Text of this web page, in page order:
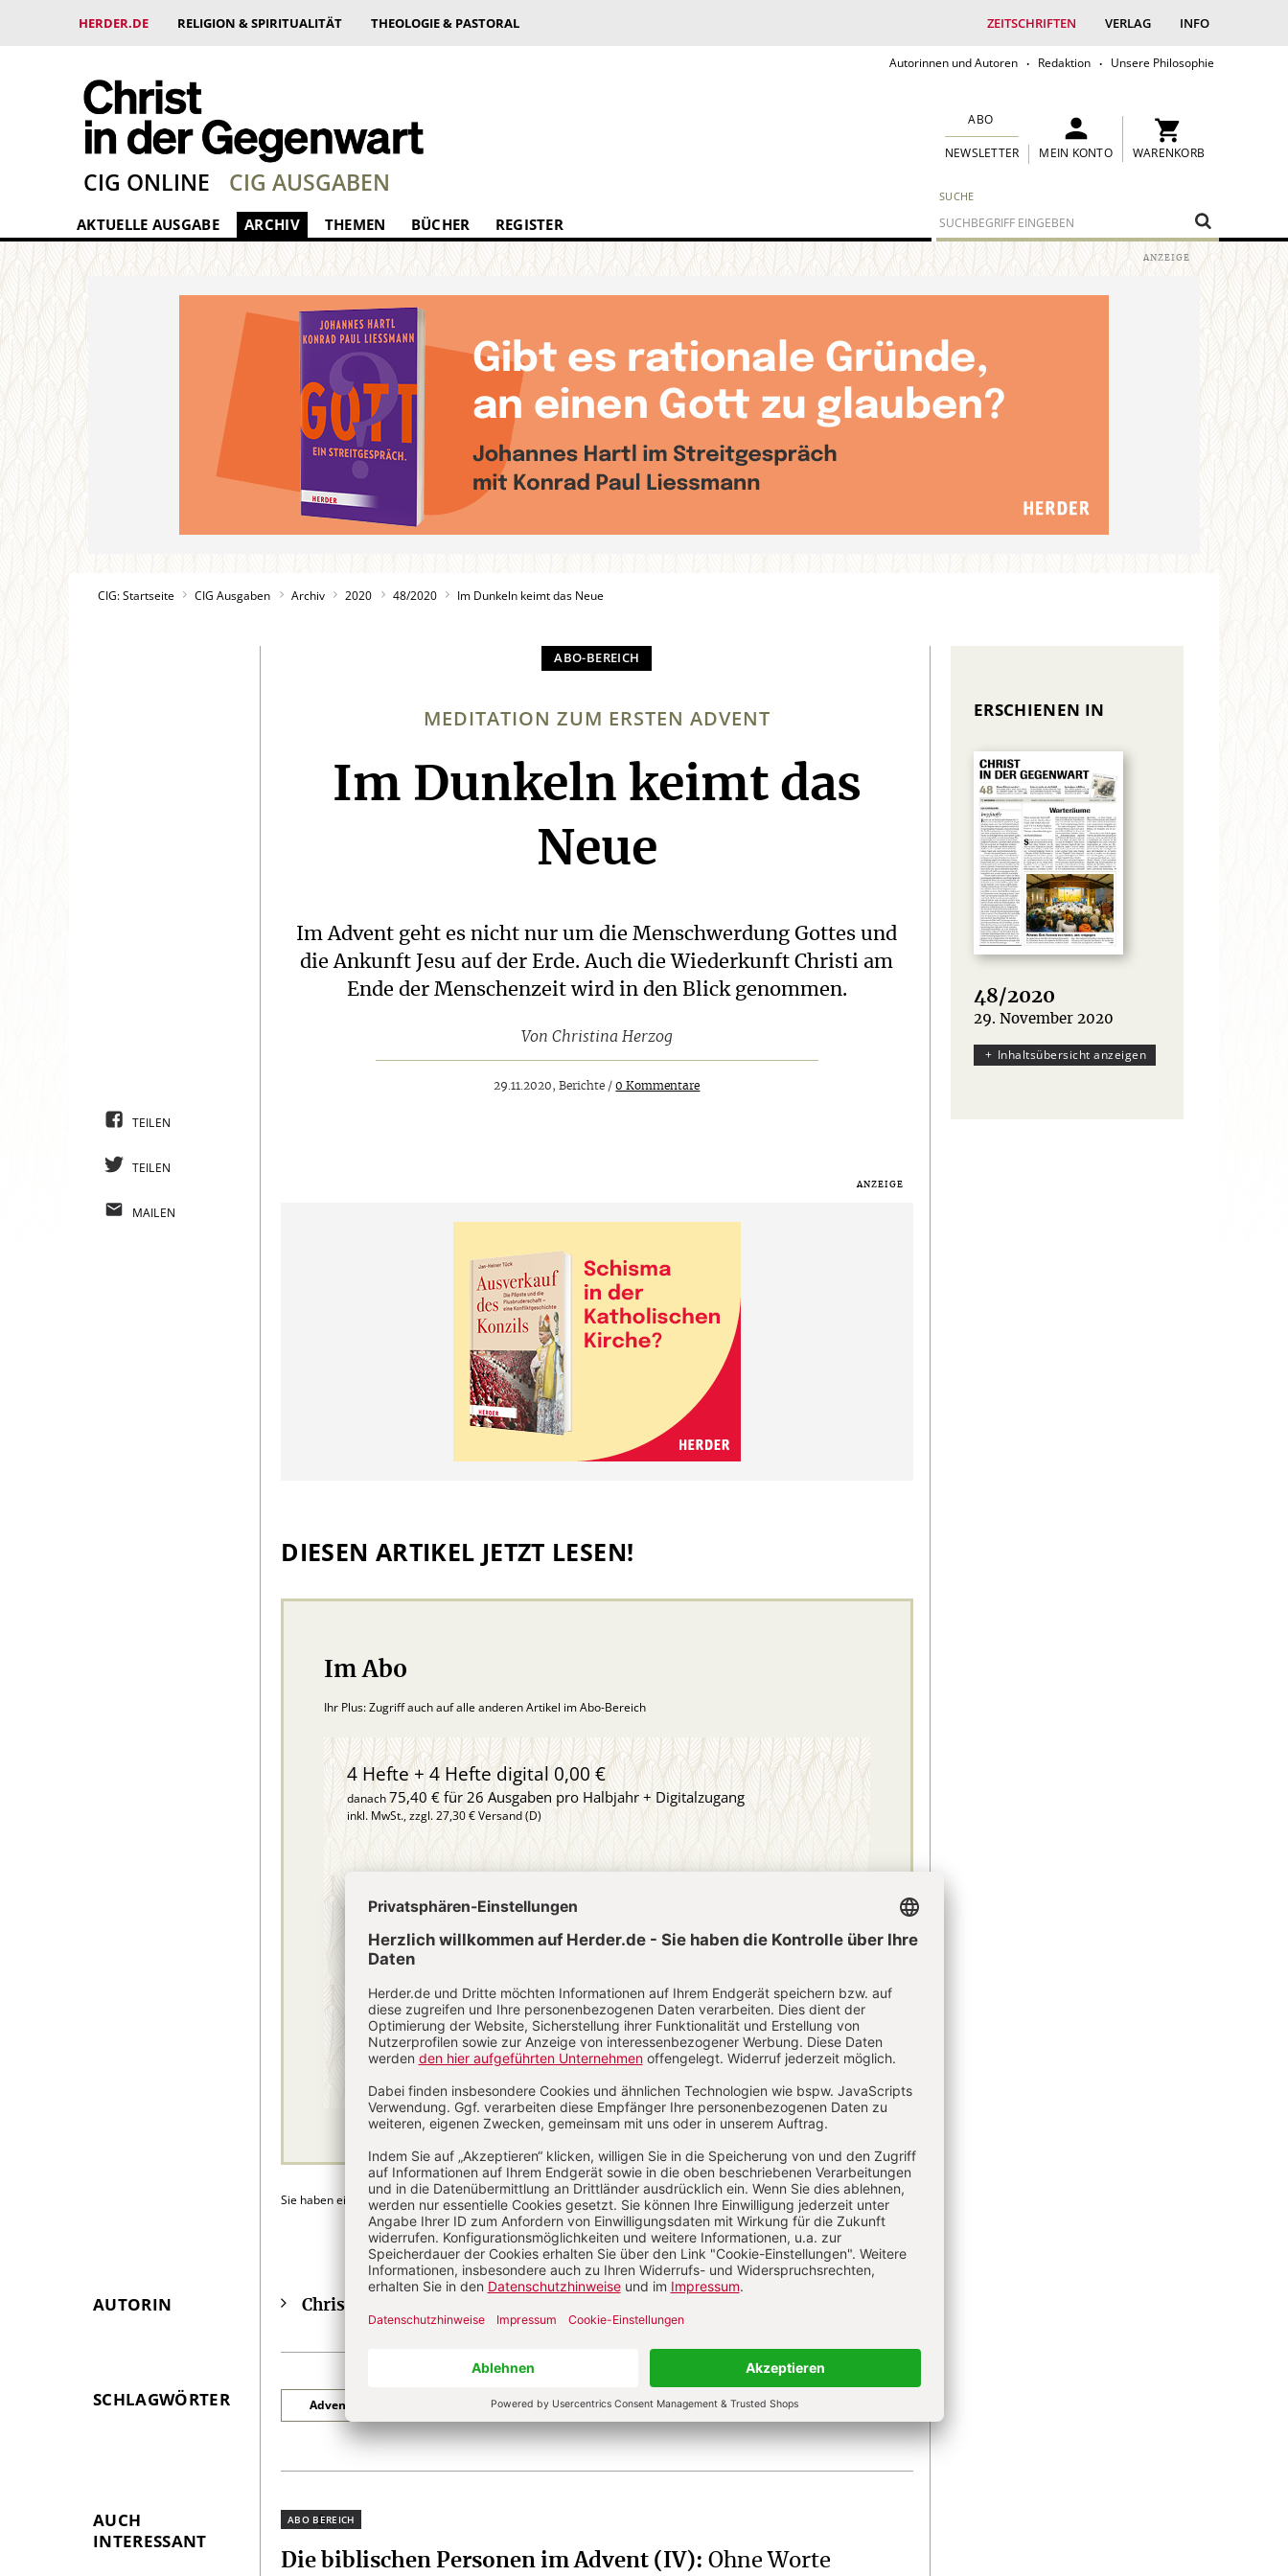
HERDER.DE RELIGION & SPIRITUALITÄT THEOLOGIE & PASTORAL ZEITSCHRIFTEN VERLAG INFO
Autorinnen und Autoren Redaktion Unsere Philosophie
SUCHE
ABO
NEWSLETTER MEIN KONTO WARENKORB
CIG ONLINE CIG AUSGABEN
AKTUELLE AUSGABE ARCHIV THEMEN BÜCHER REGISTER
CIG: Startseite CIG Ausgaben Archiv 2020 48/2020 Im Dunkeln keimt das Neue
MEDITATION ZUM ERSTEN ADVENT
:
Im Dunkeln keimt das
Neue
Im Advent geht es nicht nur um die Menschwerdung Gottes und
die Ankunft Jesu auf der Erde. Auch die Wiederkunft Christi am
Ende der Menschenzeit wird in den Blick genommen.
Von Christina Herzog
29.11.2020, Berichte /0 Kommentare
DIESEN ARTIKEL JETZT LESEN!
Im Abo
Ihr Plus: Zugriff auch auf alle anderen Artikel im Abo-Bereich
4 Hefte + 4 Hefte digital 0,00 €
danach75,40 € für 26 Ausgaben pro Halbjahr + Digitalzugang
inkl. MwSt., zzgl. 27,30 € Versand (D)
IM ABO
Abo testen
Sie haben ein Abonnement?Anmelden
TEILEN
TEILEN
MAILEN
Überschrift
AUTORIN Christina Herzog
SCHLAGWÖRTER Adventsmeditationen
AUCH
INTERESSANT
Plus
Die biblischen Personen im Advent (IV):Ohne Worte
ERSCHIENEN IN
48/2020
:
29. November 2020
Inhaltsübersicht anzeigen